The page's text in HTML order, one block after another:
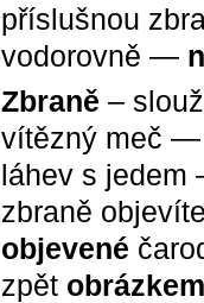
příslušnou
vodorovně —
Zbraně –
vítězný meč —
láhev s
zbraně
objevené
zpět